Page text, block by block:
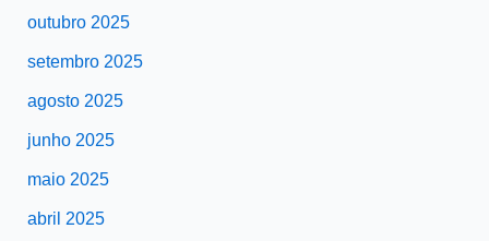
outubro 2025
setembro 2025
agosto 2025
junho 2025
maio 2025
abril 2025